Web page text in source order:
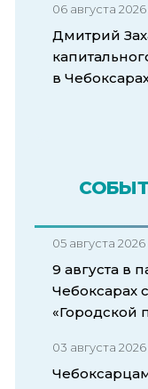
06 августа 2026
Дмитрий
в
05 августа 2026
9 августа в
Чебоксарах
«Городской
03 августа 2026